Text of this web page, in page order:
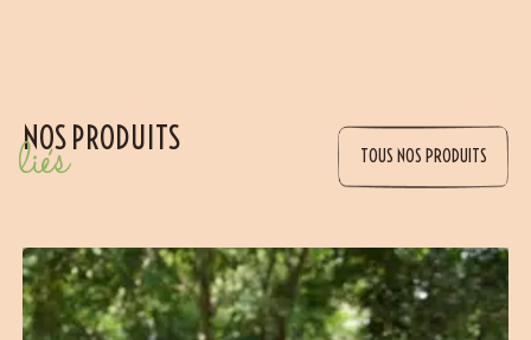
NOS PRODUITS
liés TOUS NOS PRODUITS